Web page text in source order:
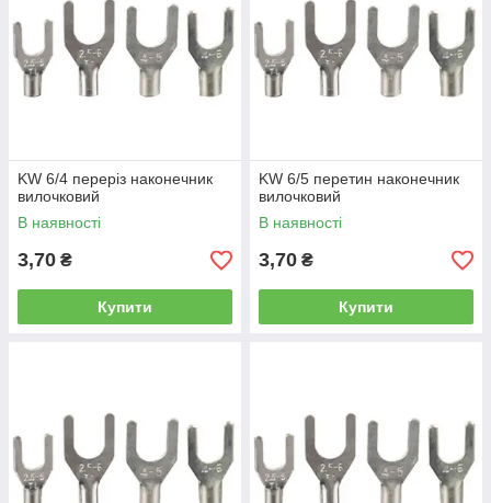
KW 6/4 переріз наконечник
вилочковий
В наявності
3,70 ₴
Купити
KW 6/5 перетин наконечник
вилочковий
В наявності
3,70 ₴
Купити